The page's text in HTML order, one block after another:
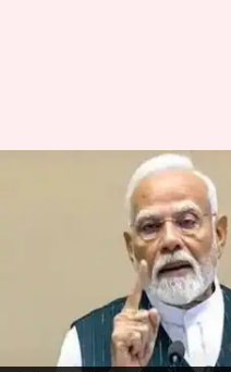
PM Modi:
మోదీ పర్యటన..
కార్యక్రమాలు
Sirish Praharaju Jul 18,
ఈ వార్తాకథనం ఏంటి